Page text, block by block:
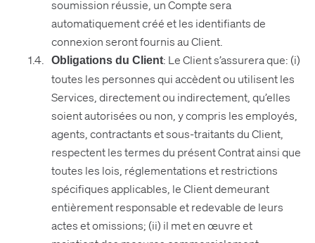
soumission réussie, un Compte sera
automatiquement créé et les identifiants de
connexion seront fournis au Client.
Obligations du Client: Le Client s’assurera que: (i)
toutes les personnes qui accèdent ou utilisent les
Services, directement ou indirectement, qu’elles
soient autorisées ou non, y compris les employés,
agents, contractants et sous-traitants du Client,
respectent les termes du présent Contrat ainsi que
toutes les lois, réglementations et restrictions
spécifiques applicables, le Client demeurant
entièrement responsable et redevable de leurs
actes et omissions; (ii) il met en œuvre et